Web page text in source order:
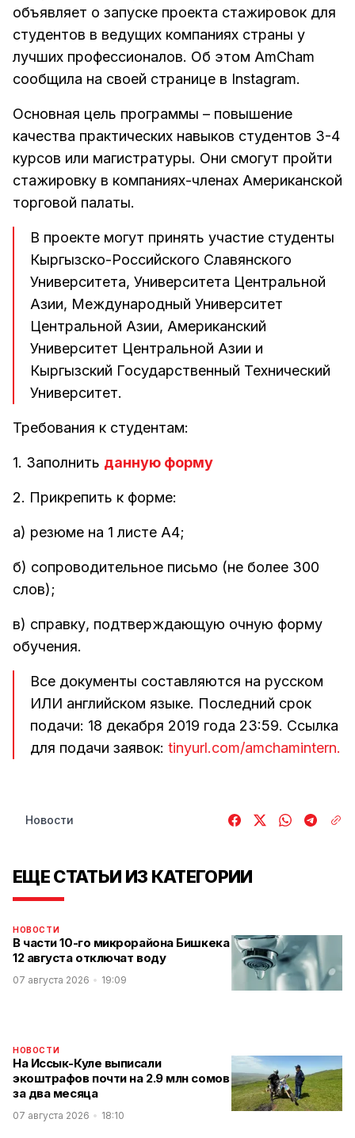
объявляет о запуске проекта стажировок для
студентов в ведущих компаниях страны у
лучших профессионалов. Об этом AmCham
сообщила на своей странице в Instagram.
Основная цель программы – повышение
качества практических навыков студентов 3-4
курсов или магистратуры. Они смогут пройти
стажировку в компаниях-членах Американской
торговой палаты.
В проекте могут принять участие студенты
Кыргызско-Российского Славянского
Университета, Университета Центральной
Азии, Международный Университет
Центральной Азии, Американский
Университет Центральной Азии и
Кыргызский Государственный Технический
Университет.
Требования к студентам:
1. Заполнить данную форму
2. Прикрепить к форме:
а) резюме на 1 листе А4;
б) сопроводительное письмо (не более 300
слов);
в) справку, подтверждающую очную форму
обучения.
Все документы составляются на русском
ИЛИ английском языке. Последний срок
подачи: 18 декабря 2019 года 23:59. Ссылка
для подачи заявок: tinyurl.com/amchamintern.
Новости
ЕЩЕ СТАТЬИ ИЗ КАТЕГОРИИ
НОВОСТИ
В части 10-го микрорайона Бишкека
12 августа отключат воду
07 августа 2026 19:09
НОВОСТИ
На Иссык-Куле выписали
экоштрафов почти на 2.9 млн сомов
за два месяца
07 августа 2026 18:10